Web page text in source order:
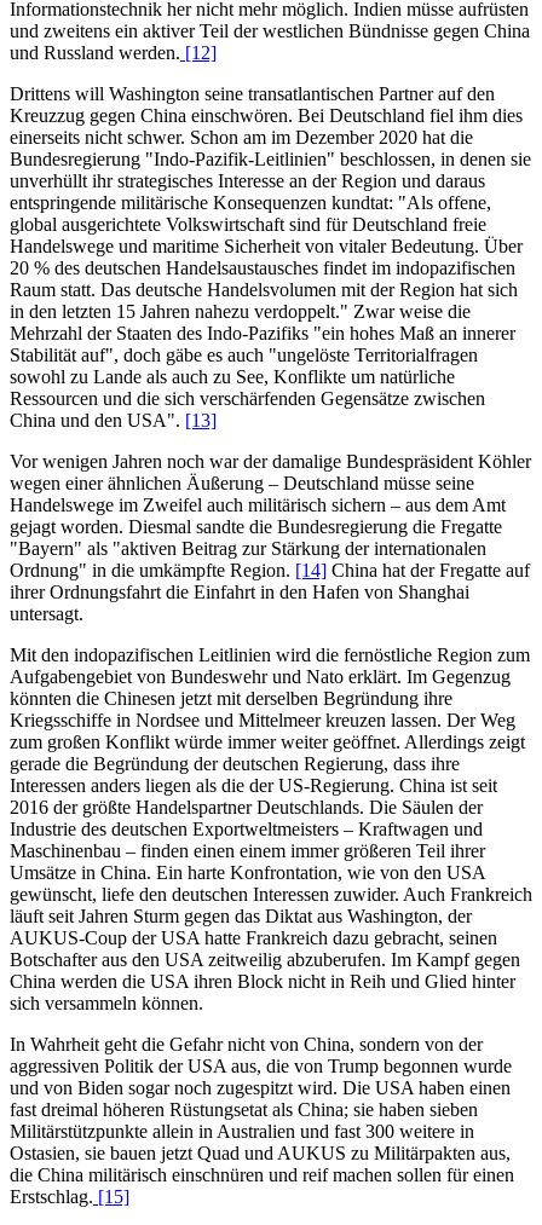
Informationstechnik her nicht mehr möglich. Indien müsse aufrüsten
und zweitens ein aktiver Teil der westlichen Bündnisse gegen China
und Russland werden. [12]
Drittens will Washington seine transatlantischen Partner auf den
Kreuzzug gegen China einschwören. Bei Deutschland fiel ihm dies
einerseits nicht schwer. Schon am im Dezember 2020 hat die
Bundesregierung "Indo-Pazifik-Leitlinien" beschlossen, in denen sie
unverhüllt ihr strategisches Interesse an der Region und daraus
entspringende militärische Konsequenzen kundtat: "Als offene,
global ausgerichtete Volkswirtschaft sind für Deutschland freie
Handelswege und maritime Sicherheit von vitaler Bedeutung. Über
20 % des deutschen Handelsaustausches findet im indopazifischen
Raum statt. Das deutsche Handelsvolumen mit der Region hat sich
in den letzten 15 Jahren nahezu verdoppelt." Zwar weise die
Mehrzahl der Staaten des Indo-Pazifiks "ein hohes Maß an innerer
Stabilität auf", doch gäbe es auch "ungelöste Territorialfragen
sowohl zu Lande als auch zu See, Konflikte um natürliche
Ressourcen und die sich verschärfenden Gegensätze zwischen
China und den USA". [13]
Vor wenigen Jahren noch war der damalige Bundespräsident Köhler
wegen einer ähnlichen Äußerung – Deutschland müsse seine
Handelswege im Zweifel auch militärisch sichern – aus dem Amt
gejagt worden. Diesmal sandte die Bundesregierung die Fregatte
"Bayern" als "aktiven Beitrag zur Stärkung der internationalen
Ordnung" in die umkämpfte Region. [14] China hat der Fregatte auf
ihrer Ordnungsfahrt die Einfahrt in den Hafen von Shanghai
untersagt.
Mit den indopazifischen Leitlinien wird die fernöstliche Region zum
Aufgabengebiet von Bundeswehr und Nato erklärt. Im Gegenzug
könnten die Chinesen jetzt mit derselben Begründung ihre
Kriegsschiffe in Nordsee und Mittelmeer kreuzen lassen. Der Weg
zum großen Konflikt würde immer weiter geöffnet. Allerdings zeigt
gerade die Begründung der deutschen Regierung, dass ihre
Interessen anders liegen als die der US-Regierung. China ist seit
2016 der größte Handelspartner Deutschlands. Die Säulen der
Industrie des deutschen Exportweltmeisters – Kraftwagen und
Maschinenbau – finden einen einem immer größeren Teil ihrer
Umsätze in China. Ein harte Konfrontation, wie von den USA
gewünscht, liefe den deutschen Interessen zuwider. Auch Frankreich
läuft seit Jahren Sturm gegen das Diktat aus Washington, der
AUKUS-Coup der USA hatte Frankreich dazu gebracht, seinen
Botschafter aus den USA zeitweilig abzuberufen. Im Kampf gegen
China werden die USA ihren Block nicht in Reih und Glied hinter
sich versammeln können.
In Wahrheit geht die Gefahr nicht von China, sondern von der
aggressiven Politik der USA aus, die von Trump begonnen wurde
und von Biden sogar noch zugespitzt wird. Die USA haben einen
fast dreimal höheren Rüstungsetat als China; sie haben sieben
Militärstützpunkte allein in Australien und fast 300 weitere in
Ostasien, sie bauen jetzt Quad und AUKUS zu Militärpakten aus,
die China militärisch einschnüren und reif machen sollen für einen
Erstschlag. [15]